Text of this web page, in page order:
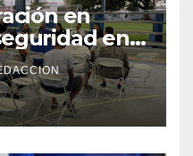
en
en